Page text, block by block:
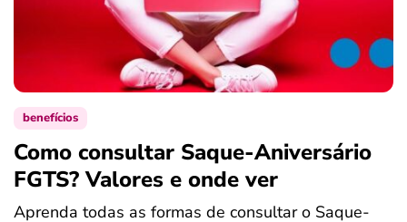
benefícios
Como consultar Saque-Aniversário
FGTS? Valores e onde ver
Aprenda todas as formas de consultar o Saque-